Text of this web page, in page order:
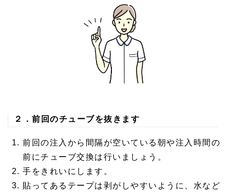
２．前回のチューブを抜きます
前回の注入から間隔が空いている朝や注入時間の
前にチューブ交換は行いましょう。
手をきれいにします。
貼ってあるテープは剥がしやすいように、水など